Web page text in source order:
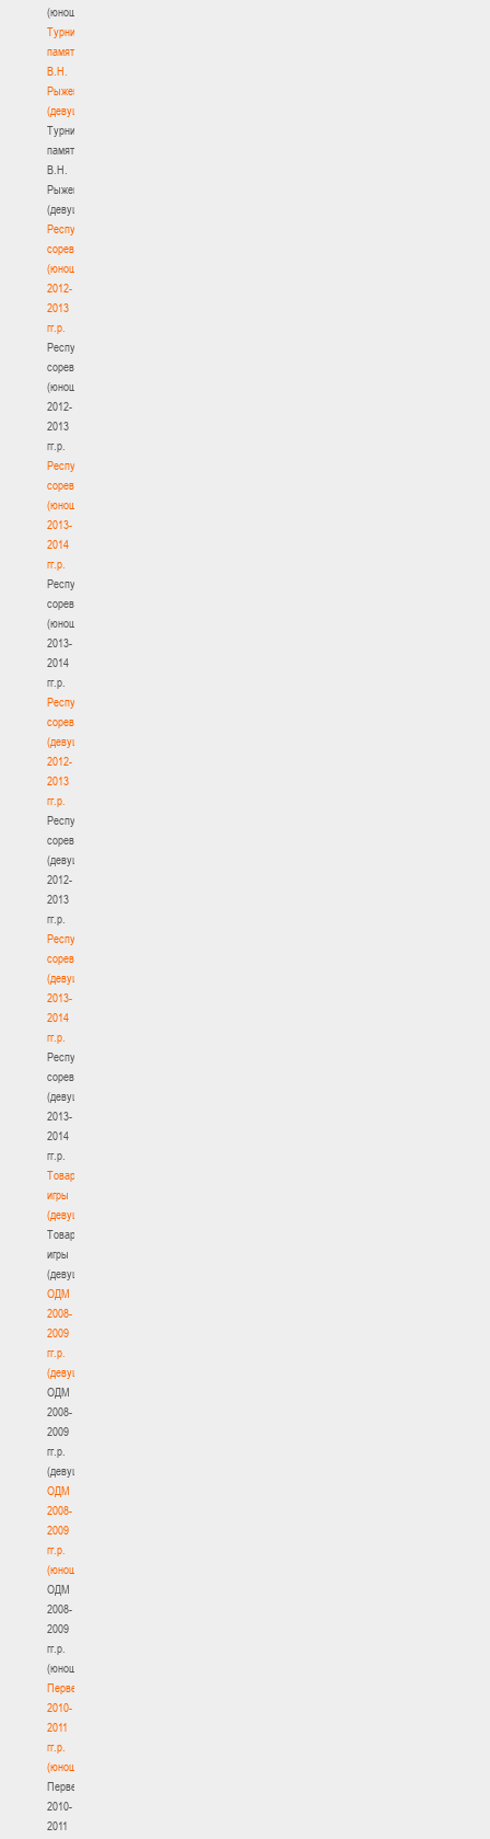
(юноши)
Турнир
памяти
В.Н.
Рыженкова
(девушки)
Турнир
памяти
В.Н.
Рыженкова
(девушки)
Республиканские
соревнования
(юноши)
2012-
2013
гг.р.
Республиканские
соревнования
(юноши)
2012-
2013
гг.р.
Республиканские
соревнования
(юноши)
2013-
2014
гг.р.
Республиканские
соревнования
(юноши)
2013-
2014
гг.р.
Республиканские
соревнования
(девушки)
2012-
2013
гг.р.
Республиканские
соревнования
(девушки)
2012-
2013
гг.р.
Республиканские
соревнования
(девушки)
2013-
2014
гг.р.
Республиканские
соревнования
(девушки)
2013-
2014
гг.р.
Товарищеские
игры
(девушки)
Товарищеские
игры
(девушки)
ОДМ
2008-
2009
гг.р.
(девушки)
ОДМ
2008-
2009
гг.р.
(девушки)
ОДМ
2008-
2009
гг.р.
(юноши)
ОДМ
2008-
2009
гг.р.
(юноши)
Первенство
2010-
2011
гг.р.
(юноши)
Первенство
2010-
2011